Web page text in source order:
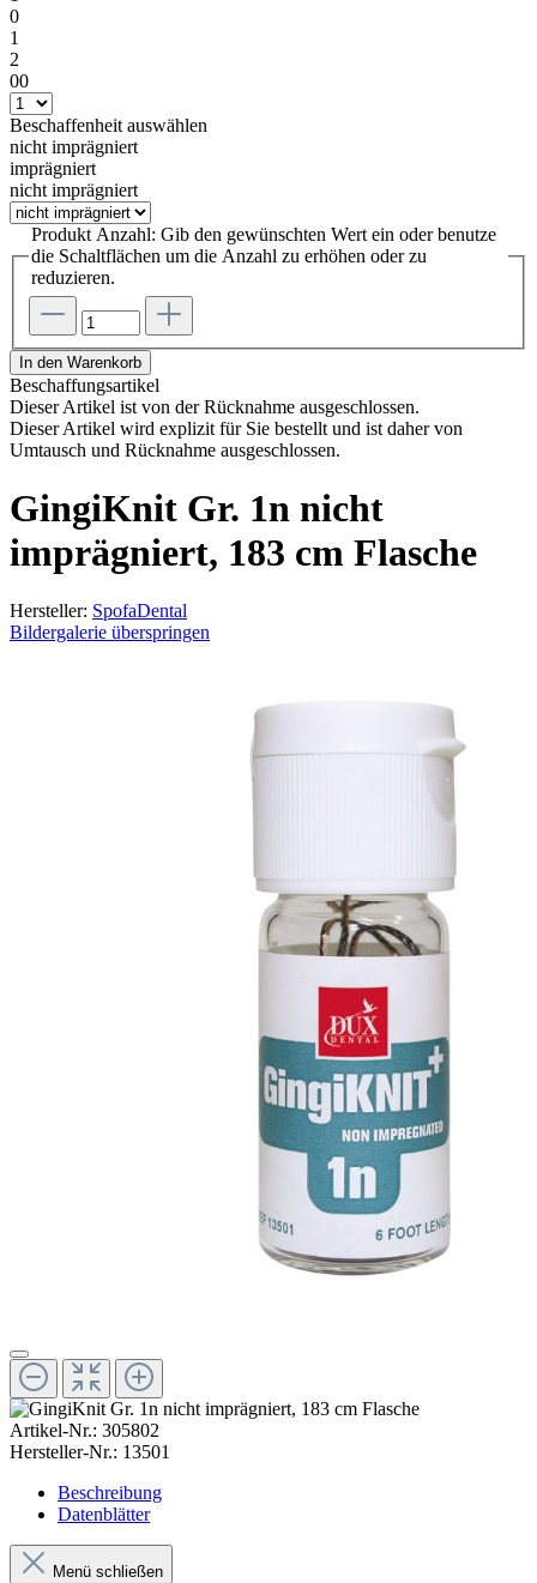
0
1
2
00
Beschaffenheit auswählen
nicht imprägniert
imprägniert
nicht imprägniert
Produkt Anzahl: Gib den gewünschten Wert ein oder benutze
die Schaltflächen um die Anzahl zu erhöhen oder zu
reduzieren.
In den Warenkorb
Beschaffungsartikel
Dieser Artikel ist von der Rücknahme ausgeschlossen.
Dieser Artikel wird explizit für Sie bestellt und ist daher von
Umtausch und Rücknahme ausgeschlossen.
GingiKnit Gr. 1n nicht
imprägniert, 183 cm Flasche
Hersteller: SpofaDental
Bildergalerie überspringen
Artikel-Nr.: 305802
Hersteller-Nr.: 13501
Beschreibung
Datenblätter
Menü schließen